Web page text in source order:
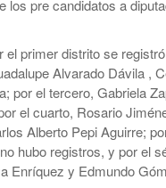
los pre candidatos a
primer distrito se
Alvarado Dávila ,
por el tercero, Gabriela
el cuarto, Rosario
Alberto Pepi Aguirre;
hubo registros, y por el
Enríquez y Edmundo